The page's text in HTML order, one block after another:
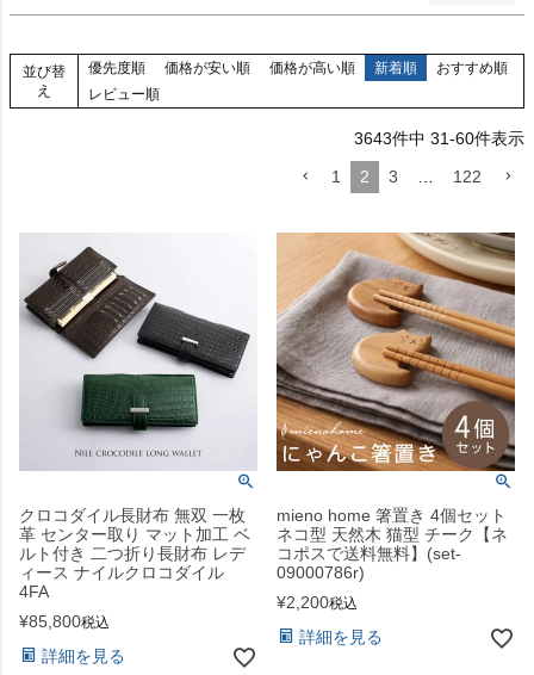
並び替
え
優先度順 価格が安い順 価格が高い順 新着順
おすすめ順
レビュー順
3643件中 31-60件表示
1
2 3 122
クロコダイル長財布 無双 一枚
革 センター取り マット加工 ベ
ルト付き 二つ折り長財布 レデ
ィース ナイルクロコダイル
4FA
¥85,800税込
詳細を見る
mieno home 箸置き 4個セット
ネコ型 天然木 猫型 チーク【ネ
コポスで送料無料】(set-
09000786r)
¥2,200税込
詳細を見る